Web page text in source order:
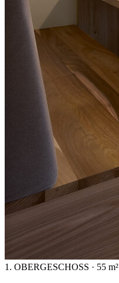
1. OBERGESCHOSS · 55 m²